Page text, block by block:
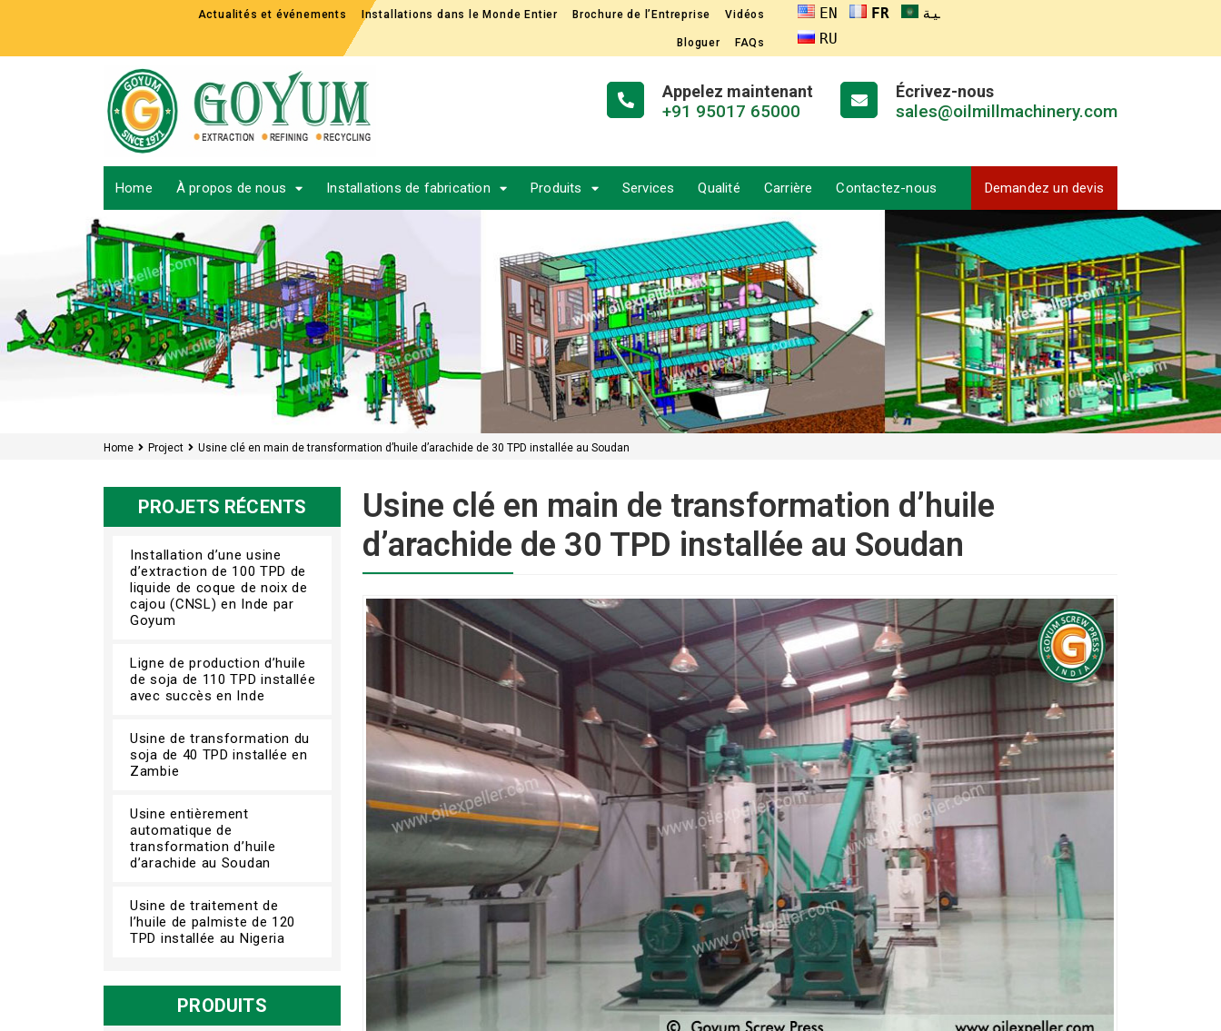
Actualités et événements Installations dans le Monde Entier Brochure de l’Entreprise Vidéos
Bloguer FAQs
ENGLISHFRANÇAISالعربية
RUSSIA
Appelez maintenant
+91 95017 65000
Écrivez-nous
sales@oilmillmachinery.com
Home À propos de nous Installations de fabrication Produits Services Qualité Carrière Contactez-nous Demandez un devis
Home Project Usine clé en main de transformation d’huile d’arachide de 30 TPD installée au Soudan
Usine clé en main de transformation d’huile
d’arachide de 30 TPD installée au Soudan
PROJETS RÉCENTS
Installation d’une usine
d’extraction de 100 TPD de
liquide de coque de noix de
cajou (CNSL) en Inde par
Goyum
Ligne de production d’huile
de soja de 110 TPD installée
avec succès en Inde
Usine de transformation du
soja de 40 TPD installée en
Zambie
Usine entièrement
automatique de
transformation d’huile
d’arachide au Soudan
Usine de traitement de
l’huile de palmiste de 120
TPD installée au Nigeria
PRODUITS